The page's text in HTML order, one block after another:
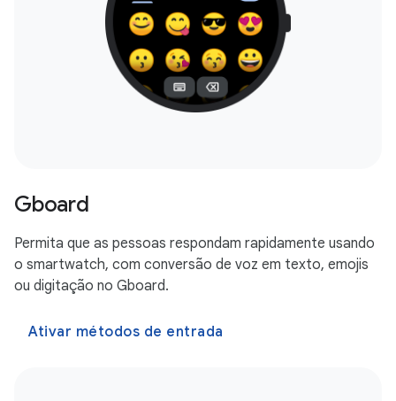
Gboard
Permita que as pessoas respondam rapidamente usando
o smartwatch, com conversão de voz em texto, emojis
ou digitação no Gboard.
Ativar métodos de entrada